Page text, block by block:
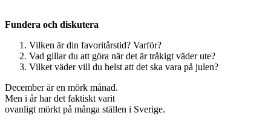
Fundera och diskutera
Vilken är din favoritårstid? Varför?
Vad gillar du att göra när det är tråkigt väder ute?
Vilket väder vill du helst att det ska vara på julen?
December är en mörk månad.
Men i år har det faktiskt varit
ovanligt mörkt på många ställen i Sverige.